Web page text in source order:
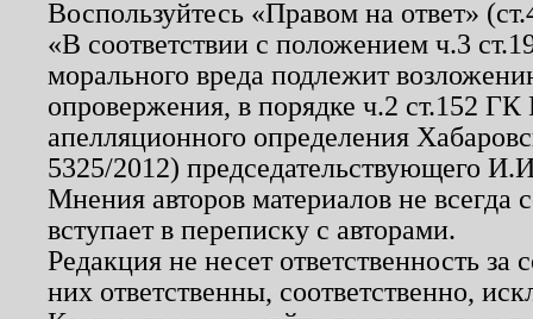
Воспользуйтесь «Правом на ответ»
«В соответствии с положением ч.3
морального вреда подлежит
опровержения, в порядке ч.2 ст.152
апелляционного определения
5325/2012) председательствующего
Мнения авторов материалов не
вступает в переписку с авторами.
Редакция не несет ответственность
них ответственны, соответственно,